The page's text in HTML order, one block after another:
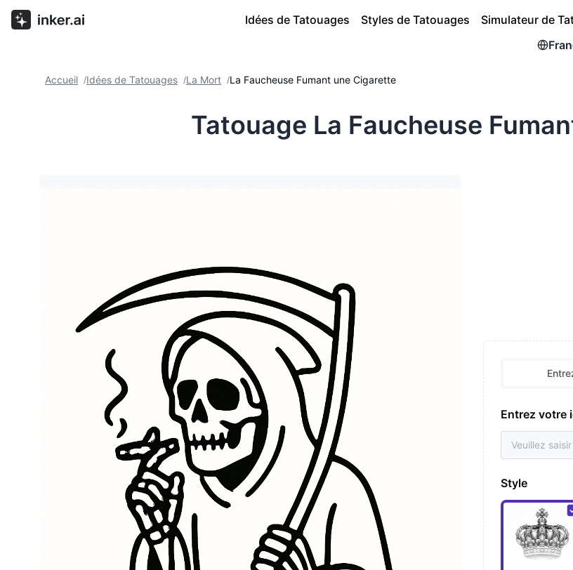
Idées de Tatouages Styles de Tatouages Simulateur de
Accueil /Idées de Tatouages /La Mort /La Faucheuse Fumant une Cigarette
Tatouage La Faucheuse
Entrez votre
Style